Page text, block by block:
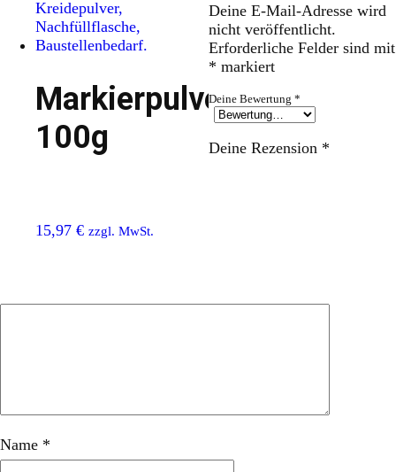
Markierpulver
100g
15,97 € zzgl. MwSt.
Deine E-Mail-Adresse wird
nicht veröffentlicht.
Erforderliche Felder sind mit
* markiert
Deine Bewertung *
Deine Rezension *
Name *